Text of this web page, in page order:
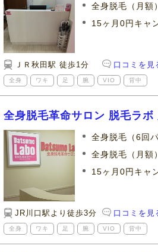
全身脱毛（月額
15ヶ月0円キャ
ＪＲ秋田駅 徒歩1分 口コミを見
全身 ワキ 足 腕 VIO 背中
全身脱毛革命サロン 脱毛ラボ
全身脱毛（6回
全身脱毛（月額
15ヶ月0円キャ
JR川口駅より徒歩3分 口コミを見
全身 ワキ 足 腕 VIO 背中